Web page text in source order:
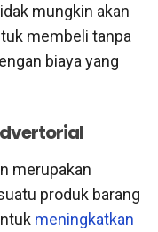
mungkin akan
membeli tanpa
biaya yang
merupakan
produk barang
meningkatkan